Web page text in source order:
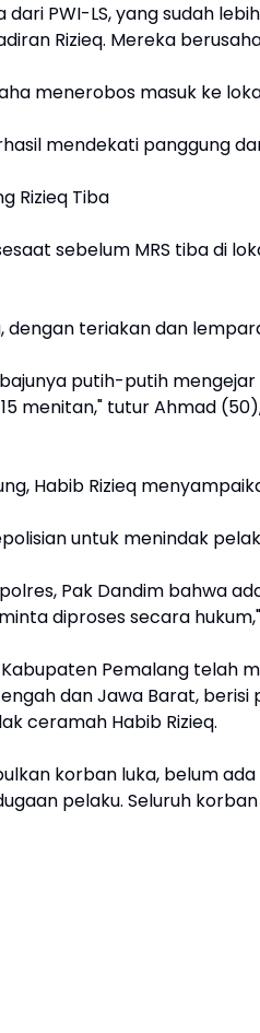
PWI-LS, yang sudah
Rizieq. Mereka
menerobos masuk ke
mendekati panggung
Rizieq Tiba
sebelum MRS tiba di
dengan teriakan dan
bajunya putih-putih
menitan," tutur Ahmad
Habib Rizieq
untuk menindak
Pak Dandim bahwa
diproses secara
Kabupaten Pemalang telah
dan Jawa Barat,
ceramah Habib Rizieq.
korban luka, belum
pelaku. Seluruh